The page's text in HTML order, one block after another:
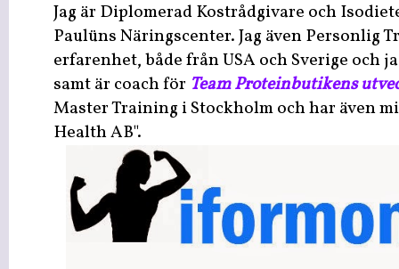
Jag är Diplomerad Kostrådgivare och
Paulüns Näringscenter. Jag även Personlig
erfarenhet, både från USA och Sverige och
samt är coach för Team Proteinbutikens
Master Training i Stockholm och har även
Health AB".